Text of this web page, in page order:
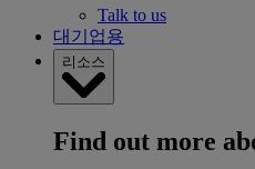
Talk to us
대기업용
리소스
Find out more